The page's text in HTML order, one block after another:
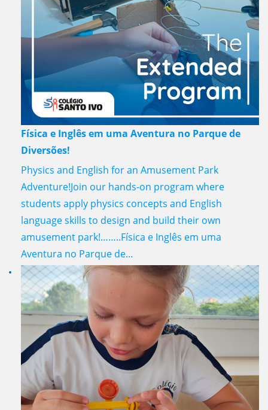
Física e Inglês em uma Aventura no Parque de
Diversões!
Physics and English for an Amusement Park
Adventure!Join our hands-on program where
students apply physics concepts and English
language skills to design and build their own
amusement park!……..Física e Inglês em uma
Aventura no Parque de...